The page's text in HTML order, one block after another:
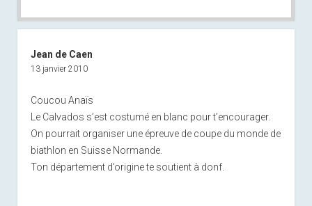
Jean de Caen
13 janvier 2010
Coucou Anaïs
Le Calvados s’est costumé en blanc pour t’encourager.
On pourrait organiser une épreuve de coupe du monde de
biathlon en Suisse Normande.
Ton département d’origine te soutient à donf.